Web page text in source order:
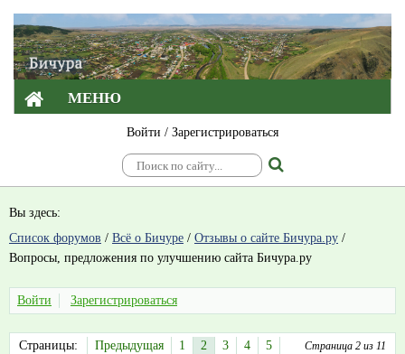
МЕНЮ
Войти / Зарегистрироваться
Вы здесь:
Список форумов / Всё о Бичуре / Отзывы о сайте Бичура.ру /
Вопросы, предложения по улучшению сайта Бичура.ру
Войти Зарегистрироваться
Страница 2 из 11
Страницы: Предыдущая 1 2 3 4
5